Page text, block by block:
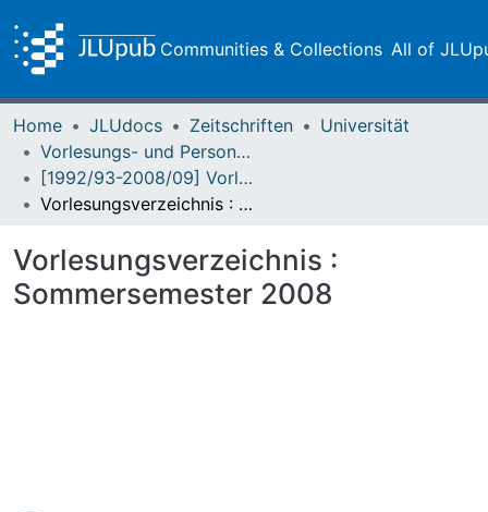
Communities & Collections All of
Home JLUdocs Zeitschriften
Universität
Vorlesungs- und Personalverzeichnis / Justus-Liebig-Universität Gießen
[1992/93-2008/09] Vorlesungs- und Personalverzeichnis / Justus Liebig-Universität Giessen
Vorlesungsverzeichnis : Sommersemester 2008
Vorlesungsverzeichnis :
Sommersemester 2008